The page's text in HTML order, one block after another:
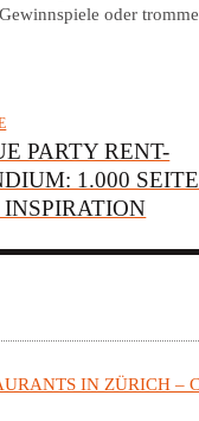
oder
PARTY RENT-
1.000
IN ZÜRICH –